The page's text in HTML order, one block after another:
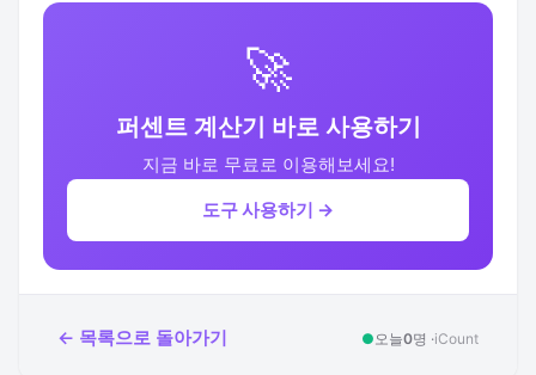
🚀
퍼센트 계산기 바로 사용하기
지금 바로 무료로 이용해보세요!
도구 사용하기 →
← 목록으로 돌아가기 ● 오늘0명 ·iCount